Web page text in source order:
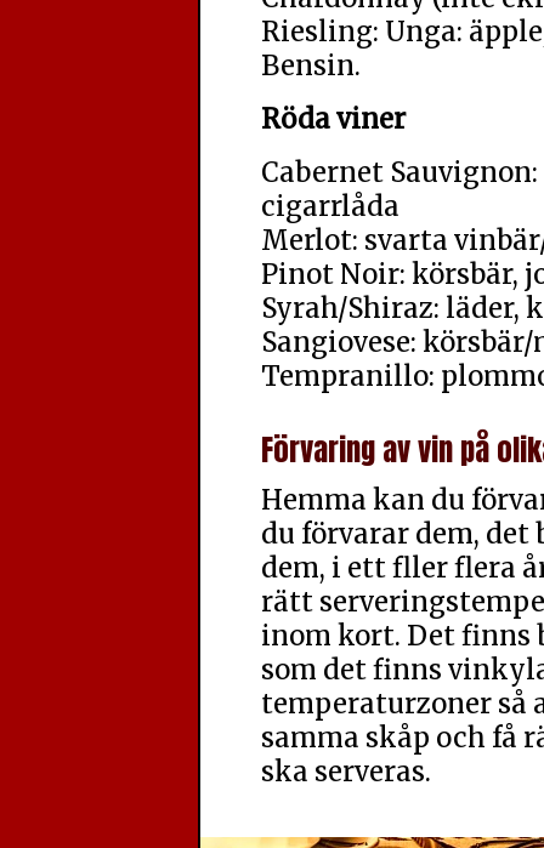
Riesling: Unga:
Bensin.
Röda viner
Cabernet
cigarrlåda
Merlot: svarta
Pinot Noir: körsbär,
Syrah/Shiraz: läder,
Sangiovese:
Tempranillo:
Förvaring av vin på
Hemma kan du
du förvarar dem, det
dem, i ett fller flera
rätt
inom kort. Det finns
som det finns
temperaturzoner så
samma skåp och få
ska serveras.